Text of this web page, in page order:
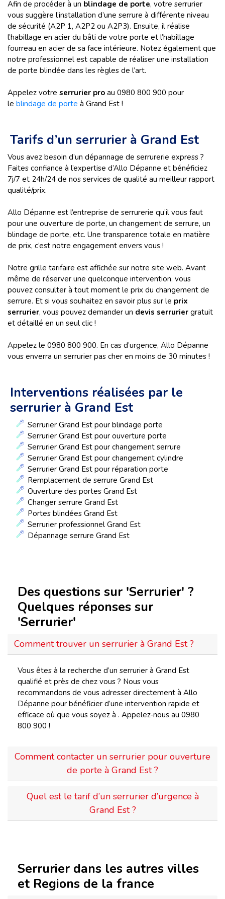
Afin de procéder à un blindage de porte, votre serrurier
vous suggère l’installation d’une serrure à différente niveau
de sécurité (A2P 1, A2P2 ou A2P3). Ensuite, il réalise
l’habillage en acier du bâti de votre porte et l’habillage
fourreau en acier de sa face intérieure. Notez également que
notre professionnel est capable de réaliser une installation
de porte blindée dans les règles de l’art.
Appelez votre serrurier pro au 0980 800 900 pour
le blindage de porte à Grand Est !
Tarifs d’un serrurier à Grand Est
Vous avez besoin d’un dépannage de serrurerie express ?
Faites confiance à l’expertise d’Allo Dépanne et bénéficiez
7j/7 et 24h/24 de nos services de qualité au meilleur rapport
qualité/prix.
Allo Dépanne est l’entreprise de serrurerie qu’il vous faut
pour une ouverture de porte, un changement de serrure, un
blindage de porte, etc. Une transparence totale en matière
de prix, c’est notre engagement envers vous !
Notre grille tarifaire est affichée sur notre site web. Avant
même de réserver une quelconque intervention, vous
pouvez consulter à tout moment le prix du changement de
serrure. Et si vous souhaitez en savoir plus sur le prix
serrurier, vous pouvez demander un devis serrurier gratuit
et détaillé en un seul clic !
Appelez le 0980 800 900. En cas d’urgence, Allo Dépanne
vous enverra un serrurier pas cher en moins de 30 minutes !
Interventions réalisées par le
serrurier à Grand Est
Serrurier Grand Est pour blindage porte
Serrurier Grand Est pour ouverture porte
Serrurier Grand Est pour changement serrure
Serrurier Grand Est pour changement cylindre
Serrurier Grand Est pour réparation porte
Remplacement de serrure Grand Est
Ouverture des portes Grand Est
Changer serrure Grand Est
Portes blindées Grand Est
Serrurier professionnel Grand Est
Dépannage serrure Grand Est
Des questions sur 'Serrurier' ?
Quelques réponses sur
'Serrurier'
Comment trouver un serrurier à Grand Est ?
Vous êtes à la recherche d’un serrurier à Grand Est
qualifié et près de chez vous ? Nous vous
recommandons de vous adresser directement à Allo
Dépanne pour bénéficier d’une intervention rapide et
efficace où que vous soyez à . Appelez-nous au 0980
800 900 !
Comment contacter un serrurier pour ouverture
de porte à Grand Est ?
Quel est le tarif d’un serrurier d’urgence à
Grand Est ?
Serrurier dans les autres villes
et Regions de la france